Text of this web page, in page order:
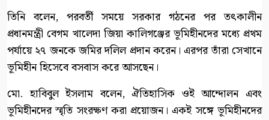
তিনি বলেন, পরবর্তী সময়ে সরকার গঠনের পর তৎকালীন
প্রধানমন্ত্রী বেগম খালেদা জিয়া কালিগঞ্জের ভূমিহীনদের মধ্যে প্রথম
পর্যায়ে ২৭ জনকে জমির দলিল প্রদান করেন। এরপর তাঁরা সেখানে
ভূমিহীন হিসেবে বসবাস করে আসছেন।
মো. হাবিবুল ইসলাম বলেন, ঐতিহাসিক ওই আন্দোলন এবং
ভূমিহীনদের স্মৃতি সংরক্ষণ করা প্রয়োজন। একই সঙ্গে ভূমিহীনদের